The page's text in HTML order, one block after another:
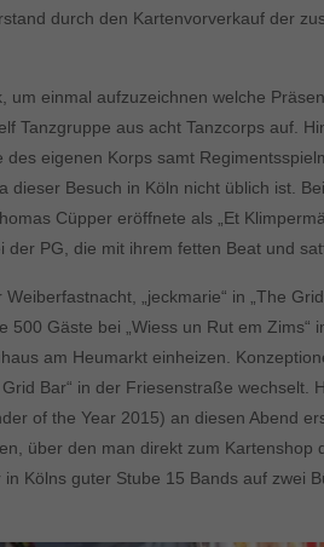
durch den Kartenvorverkauf der
einmal aufzuzeichnen welche
aus acht Tanzcorps auf.
eigenen Korps samt
Besuch in Köln nicht üblich ist.
Cüpper eröffnete als „Et
PG, die mit ihrem fetten Beat und
„jeckmarie“ in „The
Gäste bei „Wiess un Rut em
am Heumarkt einheizen.
Bar“ in der Friesenstraße wechselt.
of the Year 2015) an diesen Abend
über den man direkt zum
Kölns guter Stube 15 Bands auf zwei